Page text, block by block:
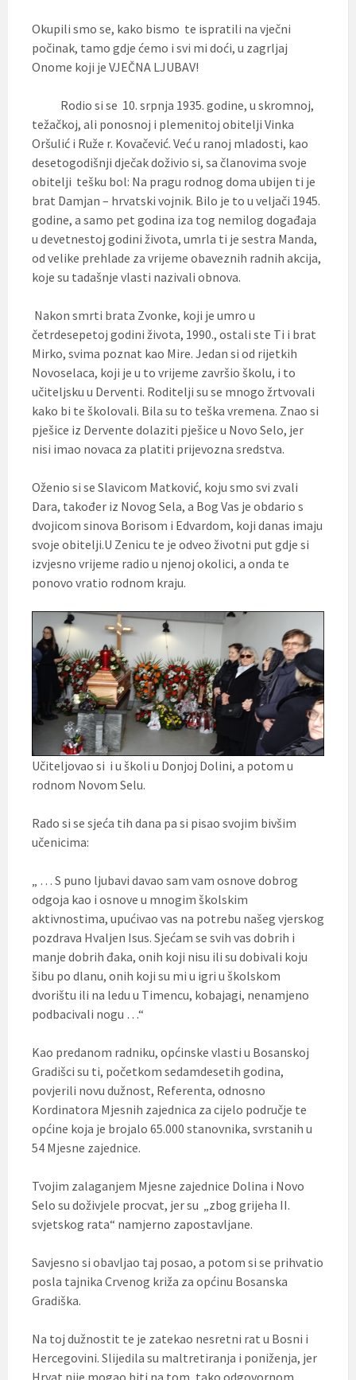
Okupili smo se, kako bismo te ispratili na vječni
počinak, tamo gdje ćemo i svi mi doći, u zagrljaj
Onome koji je VJEČNA LJUBAV!
Rodio si se 10. srpnja 1935. godine, u skromnoj,
težačkoj, ali ponosnoj i plemenitoj obitelji Vinka
Oršulić i Ruže r. Kovačević. Već u ranoj mladosti, kao
desetogodišnji dječak doživio si, sa članovima svoje
obitelji tešku bol: Na pragu rodnog doma ubijen ti je
brat Damjan – hrvatski vojnik. Bilo je to u veljači 1945.
godine, a samo pet godina iza tog nemilog događaja
u devetnestoj godini života, umrla ti je sestra Manda,
od velike prehlade za vrijeme obaveznih radnih akcija,
koje su tadašnje vlasti nazivali obnova.
Nakon smrti brata Zvonke, koji je umro u
četrdesepetoj godini života, 1990., ostali ste Ti i brat
Mirko, svima poznat kao Mire. Jedan si od rijetkih
Novoselaca, koji je u to vrijeme završio školu, i to
učiteljsku u Derventi. Roditelji su se mnogo žrtvovali
kako bi te školovali. Bila su to teška vremena. Znao si
pješice iz Dervente dolaziti pješice u Novo Selo, jer
nisi imao novaca za platiti prijevozna sredstva.
Oženio si se Slavicom Matković, koju smo svi zvali
Dara, također iz Novog Sela, a Bog Vas je obdario s
dvojicom sinova Borisom i Edvardom, koji danas imaju
svoje obitelji.U Zenicu te je odveo životni put gdje si
izvjesno vrijeme radio u njenoj okolici, a onda te
ponovo vratio rodnom kraju.
Učiteljovao si i u školi u Donjoj Dolini, a potom u
rodnom Novom Selu.
Rado si se sjeća tih dana pa si pisao svojim bivšim
učenicima:
„ … S puno ljubavi davao sam vam osnove dobrog
odgoja kao i osnove u mnogim školskim
aktivnostima, upućivao vas na potrebu našeg vjerskog
pozdrava Hvaljen Isus. Sjećam se svih vas dobrih i
manje dobrih đaka, onih koji nisu ili su dobivali koju
šibu po dlanu, onih koji su mi u igri u školskom
dvorištu ili na ledu u Timencu, kobajagi, nenamjeno
podbacivali nogu …“
Kao predanom radniku, općinske vlasti u Bosanskoj
Gradišci su ti, početkom sedamdesetih godina,
povjerili novu dužnost, Referenta, odnosno
Kordinatora Mjesnih zajednica za cijelo područje te
općine koja je brojalo 65.000 stanovnika, svrstanih u
54 Mjesne zajednice.
Tvojim zalaganjem Mjesne zajednice Dolina i Novo
Selo su doživjele procvat, jer su „zbog grijeha II.
svjetskog rata“ namjerno zapostavljane.
Savjesno si obavljao taj posao, a potom si se prihvatio
posla tajnika Crvenog križa za općinu Bosanska
Gradiška.
Na toj dužnostit te je zatekao nesretni rat u Bosni i
Hercegovini. Slijedila su maltretiranja i poniženja, jer